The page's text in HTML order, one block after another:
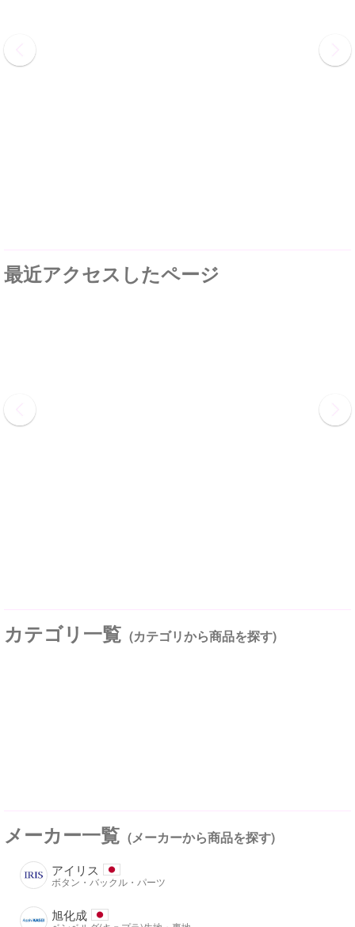
最近アクセスしたページ
カテゴリ一覧 (カテゴリから商品を探す)
メーカー一覧 (メーカーから商品を探す)
アイリス
ボタン・バックル・パーツ
旭化成